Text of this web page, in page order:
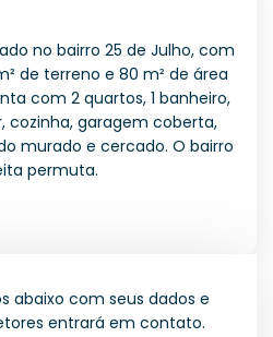
no bairro 25 de Julho, com
de terreno e 80 m² de área
com 2 quartos, 1 banheiro,
cozinha, garagem coberta,
murado e cercado. O bairro
permuta.
abaixo com seus dados e
entrará em contato.